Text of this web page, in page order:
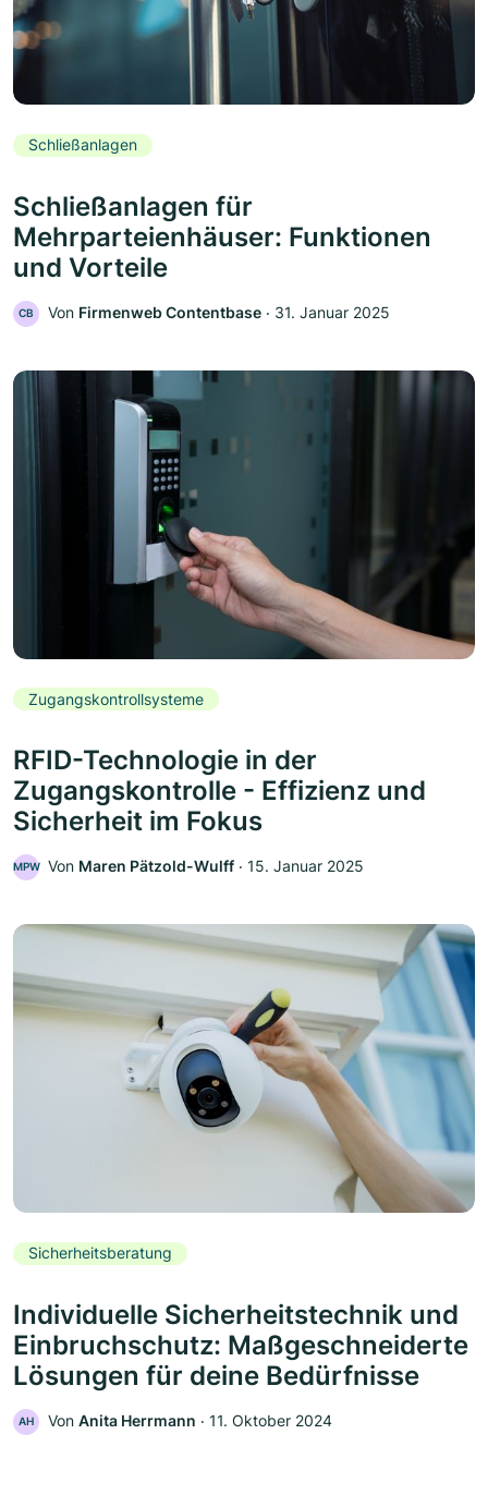
Schließanlagen
Schließanlagen für
Mehrparteienhäuser: Funktionen
und Vorteile
CB Von Firmenweb Contentbase ‧ 31. Januar 2025
Zugangskontrollsysteme
RFID-Technologie in der
Zugangskontrolle - Effizienz und
Sicherheit im Fokus
MPW Von Maren Pätzold-Wulff ‧ 15. Januar 2025
Sicherheitsberatung
Individuelle Sicherheitstechnik und
Einbruchschutz: Maßgeschneiderte
Lösungen für deine Bedürfnisse
AH Von Anita Herrmann ‧ 11. Oktober 2024